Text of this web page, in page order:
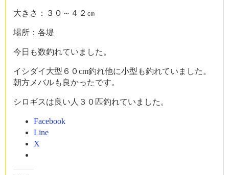
大きさ：３０～４２㎝
場所：各堤
今日も数釣れていました。
イシダイ大型６０cm釣れ他に小型も釣れていました。
朝方メバルも良かったです。
シロギスは良い人３０匹釣れていました。
Facebook
Line
X